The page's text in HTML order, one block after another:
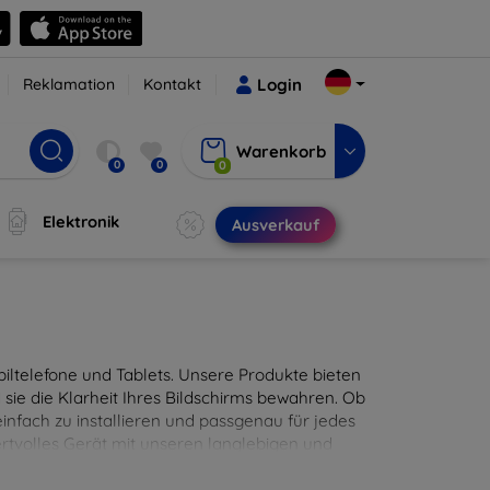
Reklamation Kontakt Login
0 0 0
Warenkorb
Elektronik Ausverkauf
und Tablets. Unsere Produkte bieten
die Klarheit Ihres Bildschirms bewahren. Ob
zu installieren und passgenau für jedes
Gerät mit unseren langlebigen und